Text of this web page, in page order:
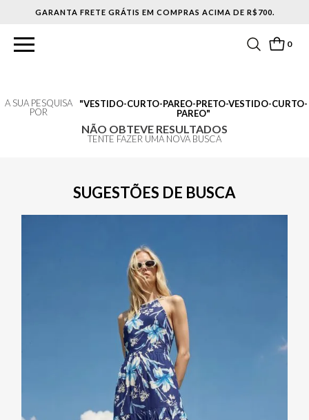
GARANTA FRETE GRÁTIS EM COMPRAS ACIMA DE R$700.
0
A SUA PESQUISA
POR
VESTIDO-CURTO-PAREO-PRETO-VESTIDO-CURTO-
PAREO
NÃO OBTEVE RESULTADOS
TENTE FAZER UMA NOVA BUSCA
SUGESTÕES DE BUSCA